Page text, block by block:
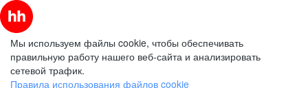
Мы используем файлы cookie, чтобы обеспечивать
правильную работу нашего веб-сайта и анализировать
сетевой трафик.
Правила использования файлов cookie